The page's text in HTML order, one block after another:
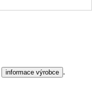
informace výrobce .